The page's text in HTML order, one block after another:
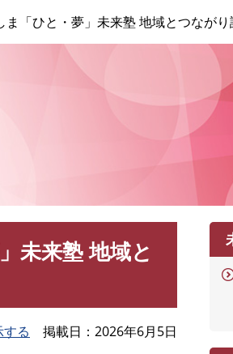
ま「ひと・夢」未来塾 地域とつなが
未来塾 地域と
る 掲載日 2026年6月5日